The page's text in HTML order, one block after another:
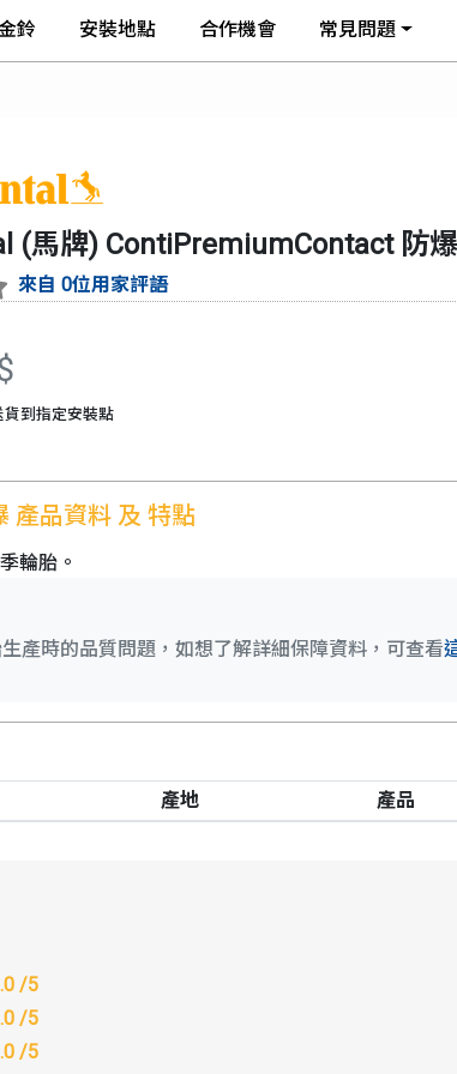
鈴 安裝地點 合作機會 常見問題
(馬牌) ContiPremiumContact 防爆
來自 0位用家評語
到指定安裝點
產品資料 及 特點
輪胎。
產時的品質問題，如想了解詳細保障資料，可查看
產地 產品
/5
/5
/5